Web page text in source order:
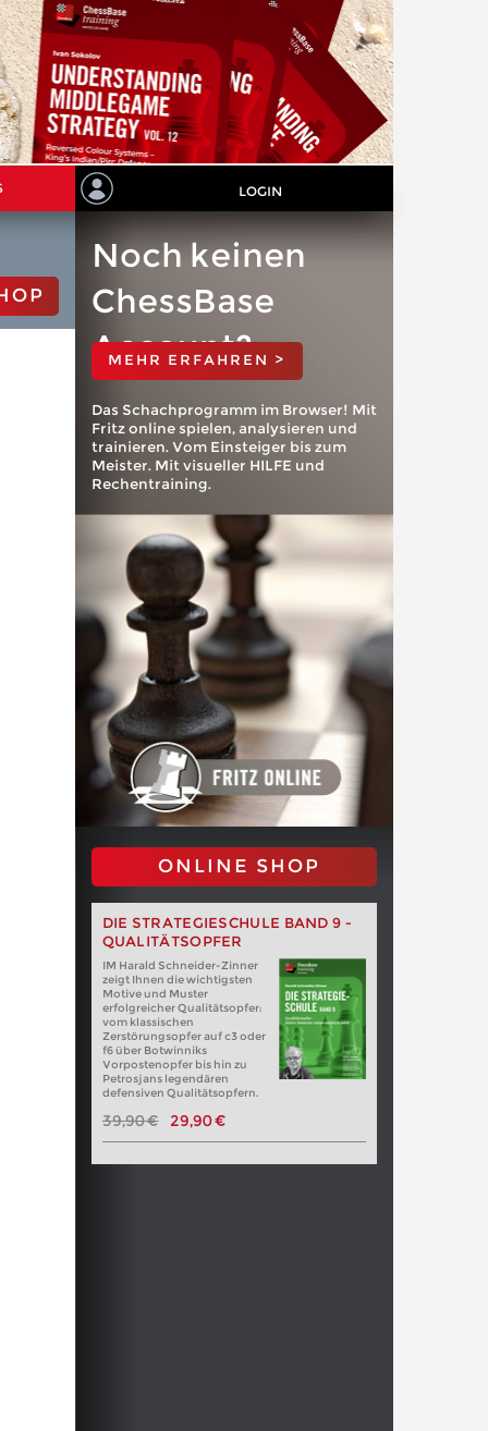
LOGIN
Noch keinen
ChessBase
Account?
MEHR ERFAHREN >
Das Schachprogramm im Browser! Mit
Fritz online spielen, analysieren und
trainieren. Vom Einsteiger bis zum
Meister. Mit visueller HILFE und
Rechentraining.
ONLINE SHOP
DIE STRATEGIESCHULE BAND 9 -
QUALITÄTSOPFER
IM Harald Schneider-Zinner
zeigt Ihnen die wichtigsten
Motive und Muster
erfolgreicher Qualitätsopfer:
vom klassischen
Zerstörungsopfer auf c3 oder
f6 über Botwinniks
Vorpostenopfer bis hin zu
Petrosjans legendären
defensiven Qualitätsopfern.
39,90 € 29,90 €